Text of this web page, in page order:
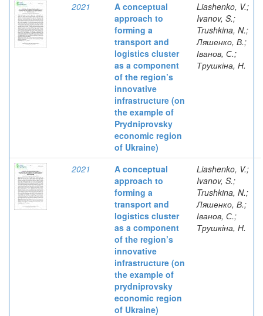
2021
A conceptual
approach to
forming a
transport and
logistics cluster
as a component
of the region’s
innovative
infrastructure (on
the example of
Prydniprovsky
economic region
of Ukraine)
Liashenko, V.;
Ivanov, S.;
Trushkina, N.;
Ляшенко, В.;
Іванов, С.;
Трушкіна, Н.
2021
A conceptual
approach to
forming a
transport and
logistics cluster
as a component
of the region’s
innovative
infrastructure (on
the example of
prydniprovsky
economic region
of Ukraine)
Liashenko, V.;
Ivanov, S.;
Trushkina, N.;
Ляшенко, В.;
Іванов, С.;
Трушкіна, Н.